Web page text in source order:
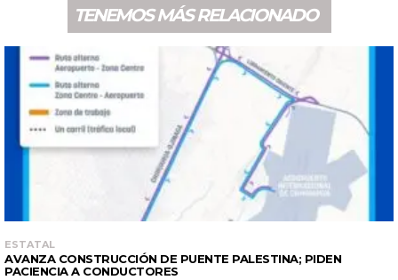
TENEMOS MÁS RELACIONADO
ESTATAL
AVANZA CONSTRUCCIÓN DE PUENTE PALESTINA; PIDEN
PACIENCIA A CONDUCTORES